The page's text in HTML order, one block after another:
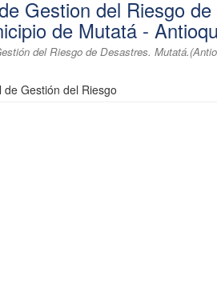
Gestion del Riesgo de
de Mutatá -
del Riesgo de Desastres.
Gestión del Riesgo